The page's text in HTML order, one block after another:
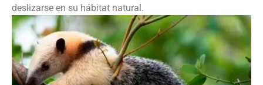
deslizarse en su hábitat natural.